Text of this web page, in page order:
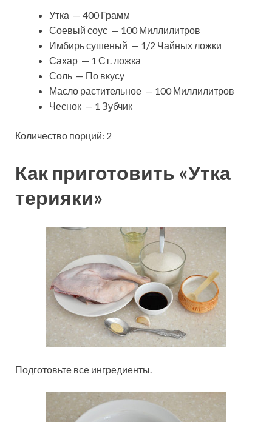
Утка — 400 Грамм
Соевый соус — 100 Миллилитров
Имбирь сушеный — 1/2 Чайных ложки
Сахар — 1 Ст. ложка
Соль — По вкусу
Масло растительное — 100 Миллилитров
Чеснок — 1 Зубчик
Количество порций: 2
Как приготовить «Утка
терияки»
Подготовьте все ингредиенты.